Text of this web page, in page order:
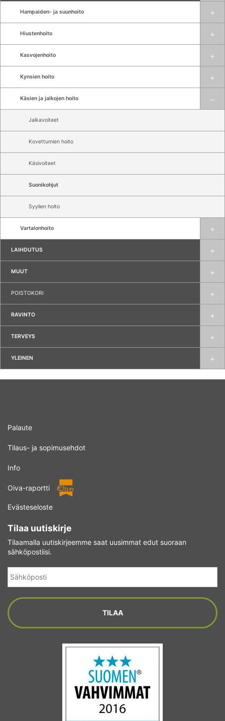
Hampaiden- ja suunhoito
Hiustenhoito
Kasvojenhoito
Kynsien hoito
Käsien ja jalkojen hoito
Jalkavoiteet
Kovettumien hoito
Käsivoiteet
Suonikohjut
Syylien hoito
Vartalonhoito
LAIHDUTUS
MUUT
POISTOKORI
RAVINTO
TERVEYS
YLEINEN
Palaute
Tilaus- ja sopimusehdot
Info
Oiva-raportti
Evästeseloste
Tilaa uutiskirje
Tilaamalla uutiskirjeemme saat uusimmat edut suoraan
sähköpostiisi.